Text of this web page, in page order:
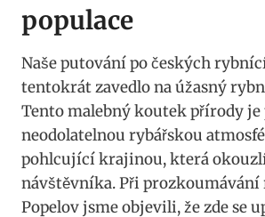
populace
Naše putování po českých
tentokrát zavedlo na úžasný
Tento malebný koutek přírody je
neodolatelnou rybářskou
pohlcující krajinou, která
návštěvníka. Při
Popelov jsme objevili, že zde se